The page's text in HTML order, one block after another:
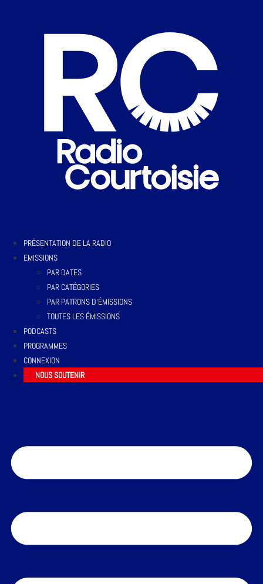
PRÉSENTATION DE LA RADIO
EMISSIONS
PAR DATES
PAR CATÉGORIES
PAR PATRONS D’ÉMISSIONS
TOUTES LES ÉMISSIONS
PODCASTS
PROGRAMMES
CONNEXION
NOUS SOUTENIR